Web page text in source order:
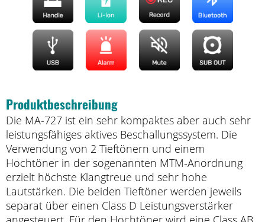
Produktbeschreibung
Die MA-727 ist ein sehr kompaktes aber auch sehr
leistungsfähiges aktives Beschallungssystem. Die
Verwendung von 2 Tieftönern und einem
Hochtöner in der sogenannten MTM-Anordnung
erzielt höchste Klangtreue und sehr hohe
Lautstärken. Die beiden Tieftöner werden jeweils
separat über einen Class D Leistungsverstärker